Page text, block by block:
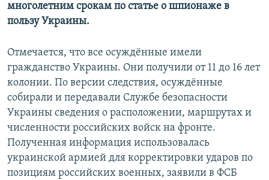
Все сайты РСЕ/РС
многолетним срокам по статье о шпионаже в
пользу Украины.
Отмечается, что все осуждённые имели
гражданство Украины. Они получили от 11 до 16 лет
колонии. По версии следствия, осуждённые
собирали и передавали Службе безопасности
Украины сведения о расположении, маршрутах и
численности российских войск на фронте.
Полученная информация использовалась
украинской армией для корректировки ударов по
позициям российских военных, заявили в ФСБ